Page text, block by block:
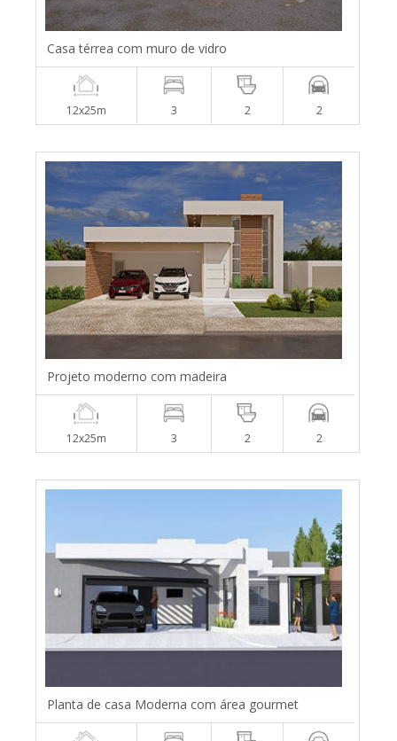
Casa térrea com muro de vidro
12x25m 3 2 2
Projeto moderno com madeira
12x25m 3 2 2
Planta de casa Moderna com área gourmet